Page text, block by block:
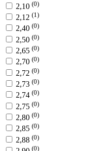
2,10 (0)
2,12 (1)
2,40 (0)
2,50 (0)
2,65 (0)
2,70 (0)
2,72 (0)
2,73 (0)
2,74 (0)
2,75 (0)
2,80 (0)
2,85 (0)
2,88 (0)
(0)